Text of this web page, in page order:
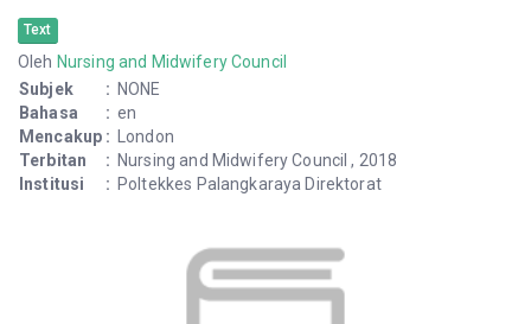
Text
Oleh Nursing and Midwifery Council
Subjek
: NONE
Bahasa
: en
Mencakup : London
Terbitan
: Nursing and Midwifery Council , 2018
Institusi
: Poltekkes Palangkaraya Direktorat